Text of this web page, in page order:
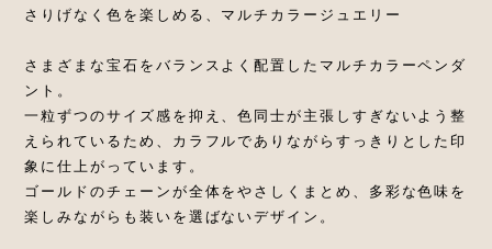
さりげなく色を楽しめる、マルチカラージュエリー
さまざまな宝石をバランスよく配置したマルチカラーペンダ
ント。
一粒ずつのサイズ感を抑え、色同士が主張しすぎないよう整
えられているため、カラフルでありながらすっきりとした印
象に仕上がっています。
ゴールドのチェーンが全体をやさしくまとめ、多彩な色味を
楽しみながらも装いを選ばないデザイン。